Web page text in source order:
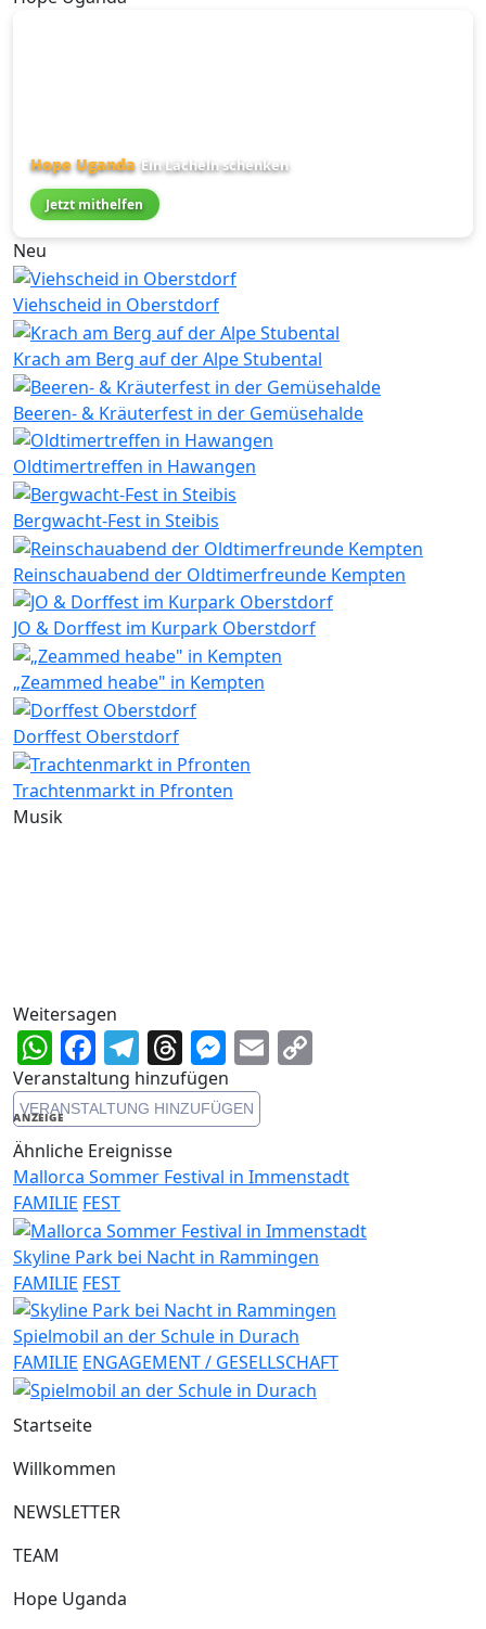
Hope Uganda Ein Lächeln schenken
Jetzt mithelfen
Neu
Viehscheid in Oberstdorf
Krach am Berg auf der Alpe Stubental
Beeren- & Kräuterfest in der Gemüsehalde
Oldtimertreffen in Hawangen
Bergwacht-Fest in Steibis
Reinschauabend der Oldtimerfreunde Kempten
JO & Dorffest im Kurpark Oberstdorf
„Zeammed heabe" in Kempten
Dorffest Oberstdorf
Trachtenmarkt in Pfronten
Musik
Weitersagen
WhatsApp
Facebook
Telegram
Threads
Messenger
Email
Veranstaltung hinzufügen
VERANSTALTUNG HINZUFÜGEN
ANZEIGE
Ähnliche Ereignisse
Mallorca Sommer Festival in Immenstadt
FAMILIE FEST
Skyline Park bei Nacht in Rammingen
FAMILIE FEST
Spielmobil an der Schule in Durach
FAMILIE ENGAGEMENT / GESELLSCHAFT
Startseite
Willkommen
NEWSLETTER
TEAM
Hope Uganda